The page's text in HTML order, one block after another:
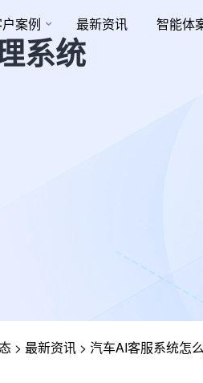
案例 最新资讯 智能体
系统
> 最新资讯 > 汽车AI客服系统怎